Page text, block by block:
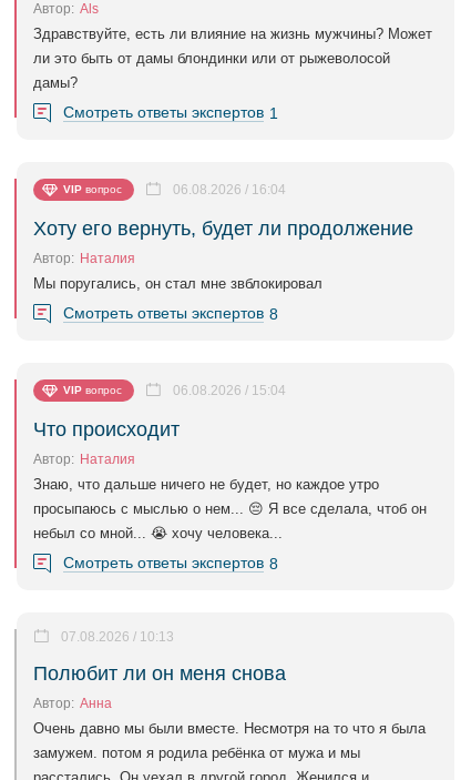
Автор: Als
Здравствуйте, есть ли влияние на жизнь мужчины? Может
ли это быть от дамы блондинки или от рыжеволосой
дамы?
Смотреть ответы экспертов 1
VIP вопрос
Хоту его вернуть, будет ли продолжение
06.08.2026 / 16:04
Автор: Наталия
Мы поругались, он стал мне звблокировал
Смотреть ответы экспертов 8
VIP вопрос
Что происходит
06.08.2026 / 15:04
Автор: Наталия
Знаю, что дальше ничего не будет, но каждое утро
просыпаюсь с мыслью о нем... 😔 Я все сделала, чтоб он
небыл со мной... 😭 хочу человека...
Смотреть ответы экспертов 8
Полюбит ли он меня снова
07.08.2026 / 10:13
Автор: Анна
Очень давно мы были вместе. Несмотря на то что я была
замужем. потом я родила ребёнка от мужа и мы